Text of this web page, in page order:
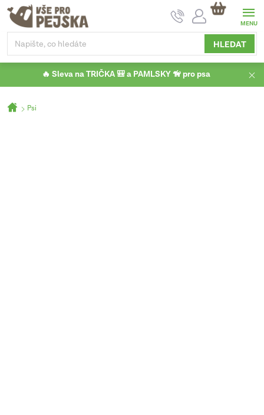
Přejít
obsah
HLEDAT
NÁKUPNÍ
KOŠÍK
🔥 Sleva na TRIČKA 🎒 a PAMLSKY 🦮 pro psa
Domů
Psi